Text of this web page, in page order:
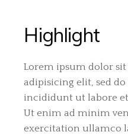
Highlight
Lorem ipsum dolor
adipisicing elit, sed
incididunt ut labore
Ut enim ad minim
exercitation ullamco